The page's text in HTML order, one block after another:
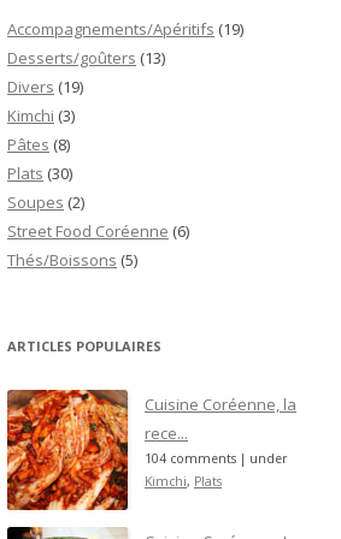
Accompagnements/Apéritifs (19)
Desserts/goûters (13)
Divers (19)
Kimchi (3)
Pâtes (8)
Plats (30)
Soupes (2)
Street Food Coréenne (6)
Thés/Boissons (5)
ARTICLES POPULAIRES
Cuisine Coréenne, la
rece...
104 comments | under
Kimchi, Plats